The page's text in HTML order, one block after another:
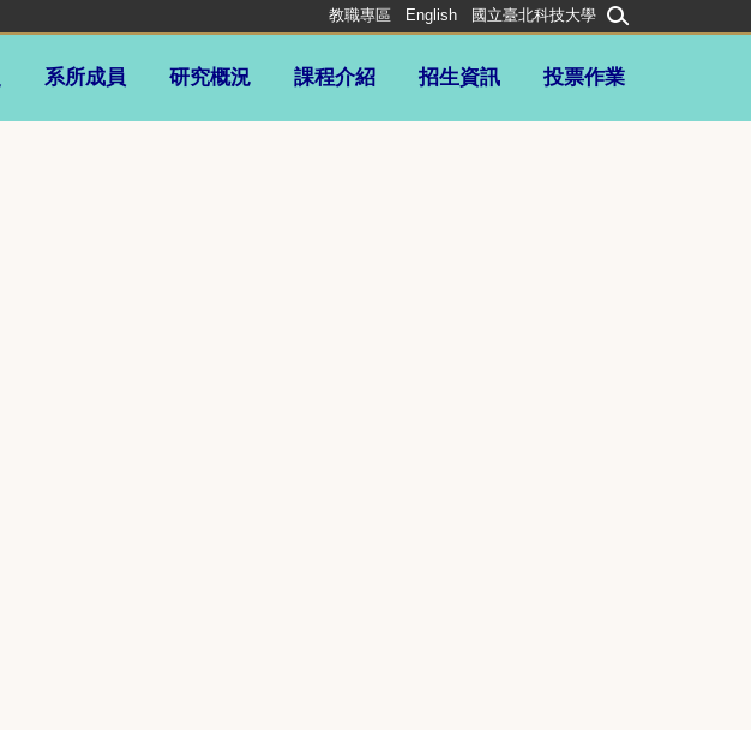
系所成員 研究概況 課程介紹 招生資訊 投票作業
教職專區 English 國立臺北科技大學